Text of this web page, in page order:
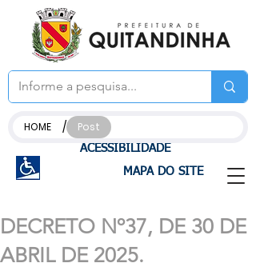
ACESSIBILIDADE
MAPA DO SITE
HOME / Post
DECRETO Nº37, DE 30 DE
ABRIL DE 2025.